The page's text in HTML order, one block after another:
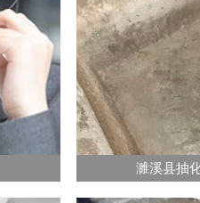
濉溪县抽